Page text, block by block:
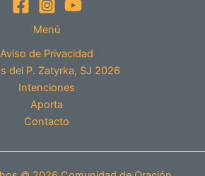
Menú
Aviso de Privacidad
del P. Zatyrka, SJ 2026
Intenciones
Aporta
Contacto